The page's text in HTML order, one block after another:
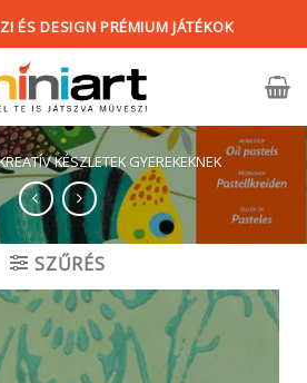
ÉS DESIGN PRÉMIUM JÁTÉKOK
KÉSZLETEK GYEREKEKNEK
SZŰRÉS